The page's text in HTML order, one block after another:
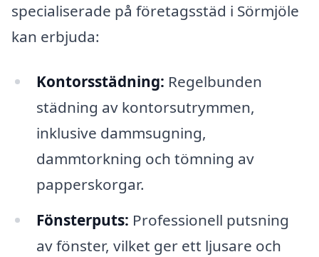
specialiserade på företagsstäd i Sörmjöle
kan erbjuda:
Kontorsstädning: Regelbunden
städning av kontorsutrymmen,
inklusive dammsugning,
dammtorkning och tömning av
papperskorgar.
Fönsterputs: Professionell putsning
av fönster, vilket ger ett ljusare och